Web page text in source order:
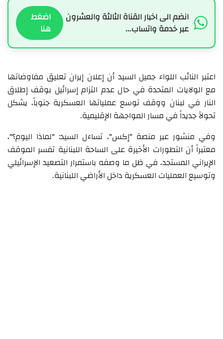
انضم الى اخبار القناة الثالثة والعشرون
عبر خدمة واتساب...
اضغط
هنا
اعتبر النائب اللواء جميل السيد أن إعلان إيران تعليق مفاوضاتها
مع الولايات المتحدة في حال عدم التزام إسرائيل بوقف إطلاق
النار في لبنان ووقف توسع عملياتها العسكرية جنوباً، يشكل
تحولاً جديداً في مسار المواجهة الإقليمية.
وفي منشور عبر منصة "إكس"، تساءل السيد: "لماذا اليوم؟"،
معتبراً أن التطورات الأخيرة على الساحة اللبنانية تفسر الموقف
الإيراني المستجد، في ظل ما وصفه باستمرار التصعيد الإسرائيلي
وتوسيع العمليات العسكرية داخل الأراضي اللبنانية.